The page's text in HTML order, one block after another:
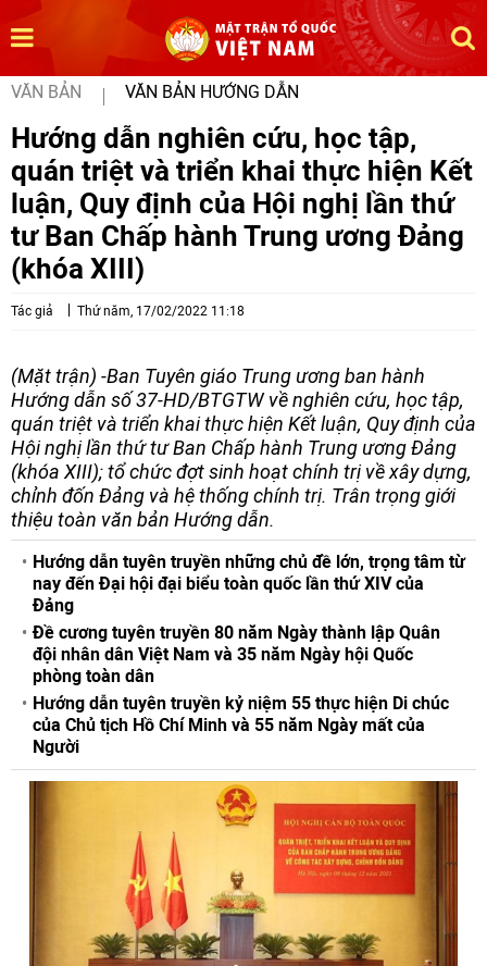
VĂN BẢN VĂN BẢN HƯỚNG DẪN
Hướng dẫn nghiên cứu, học tập,
quán triệt và triển khai thực hiện Kết
luận, Quy định của Hội nghị lần thứ
tư Ban Chấp hành Trung ương Đảng
(khóa XIII)
Tác giả Thứ năm, 17/02/2022 11:18
(Mặt trận) -Ban Tuyên giáo Trung ương ban hành
Hướng dẫn số 37-HD/BTGTW về nghiên cứu, học tập,
quán triệt và triển khai thực hiện Kết luận, Quy định của
Hội nghị lần thứ tư Ban Chấp hành Trung ương Đảng
(khóa XIII); tổ chức đợt sinh hoạt chính trị về xây dựng,
chỉnh đốn Đảng và hệ thống chính trị. Trân trọng giới
thiệu toàn văn bản Hướng dẫn.
Hướng dẫn tuyên truyền những chủ đề lớn, trọng tâm từ
nay đến Đại hội đại biểu toàn quốc lần thứ XIV của
Đảng
Đề cương tuyên truyền 80 năm Ngày thành lập Quân
đội nhân dân Việt Nam và 35 năm Ngày hội Quốc
phòng toàn dân
Hướng dẫn tuyên truyền kỷ niệm 55 thực hiện Di chúc
của Chủ tịch Hồ Chí Minh và 55 năm Ngày mất của
Người